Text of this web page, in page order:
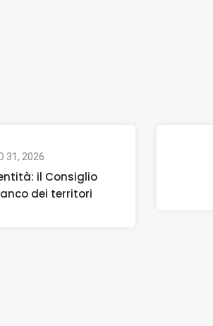
31, 2026
il Consiglio
dei territori